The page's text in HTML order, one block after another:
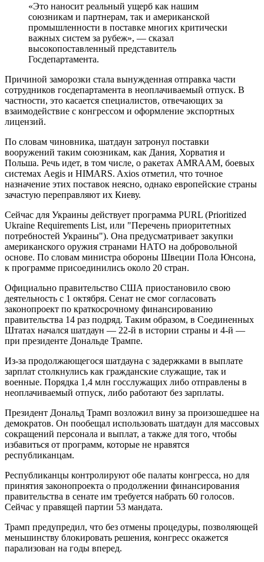
«Это наносит реальный ущерб как нашим
союзникам и партнерам, так и американской
промышленности в поставке многих критически
важных систем за рубеж», — сказал
высокопоставленный представитель
Госдепартамента.
Причиной заморозки стала вынужденная отправка части
сотрудников госдепартамента в неоплачиваемый отпуск. В
частности, это касается специалистов, отвечающих за
взаимодействие с конгрессом и оформление экспортных
лицензий.
По словам чиновника, шатдаун затронул поставки
вооружений таким союзникам, как Дания, Хорватия и
Польша. Речь идет, в том числе, о ракетах AMRAAM, боевых
системах Aegis и HIMARS. Axios отметил, что точное
назначение этих поставок неясно, однако европейские страны
зачастую переправляют их Киеву.
Сейчас для Украины действует программа PURL (Prioritized
Ukraine Requirements List, или "Перечень приоритетных
потребностей Украины"). Она предусматривает закупки
американского оружия странами НАТО на добровольной
основе. По словам министра обороны Швеции Пола Юнсона,
к программе присоединились около 20 стран.
Официально правительство США приостановило свою
деятельность с 1 октября. Сенат не смог согласовать
законопроект по краткосрочному финансированию
правительства 14 раз подряд. Таким образом, в Соединенных
Штатах начался шатдаун — 22-й в истории страны и 4-й —
при президенте Дональде Трампе.
Из-за продолжающегося шатдауна с задержками в выплате
зарплат столкнулись как гражданские служащие, так и
военные. Порядка 1,4 млн госслужащих либо отправлены в
неоплачиваемый отпуск, либо работают без зарплаты.
Президент Дональд Трамп возложил вину за произошедшее на
демократов. Он пообещал использовать шатдаун для массовых
сокращений персонала и выплат, а также для того, чтобы
избавиться от программ, которые не нравятся
республиканцам.
Республиканцы контролируют обе палаты конгресса, но для
принятия законопроекта о продолжении финансирования
правительства в сенате им требуется набрать 60 голосов.
Сейчас у правящей партии 53 мандата.
Трамп предупредил, что без отмены процедуры, позволяющей
меньшинству блокировать решения, конгресс окажется
парализован на годы вперед.